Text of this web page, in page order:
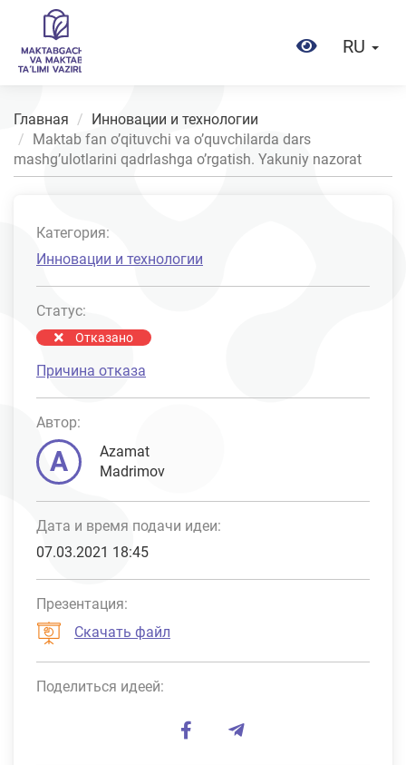
RU
Главная
Инновации и технологии
Maktab fan o’qituvchi va o’quvchilarda dars
mashg’ulotlarini qadrlashga o’rgatish. Yakuniy nazorat
Категория:
Инновации и технологии
Статус:
Отказано
Причина отказа
Автор:
A
Azamat
Madrimov
Дата и время подачи идеи:
07.03.2021 18:45
Презентация:
Скачать файл
Поделиться идеей: